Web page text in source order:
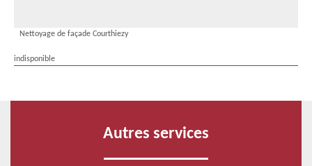
Nettoyage de façade Courthiezy
indisponible
Autres services